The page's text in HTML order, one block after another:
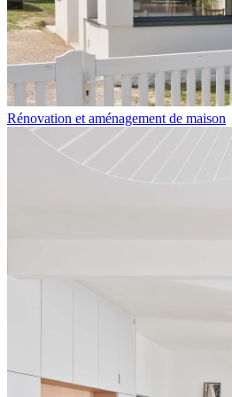
Rénovation et aménagement de maison